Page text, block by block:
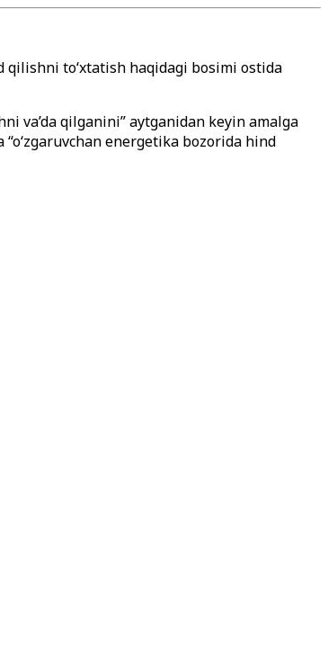
to‘xtatish haqidagi bosimi ostida
va’da qilganini” aytganidan keyin amalga
energetika bozorida hind